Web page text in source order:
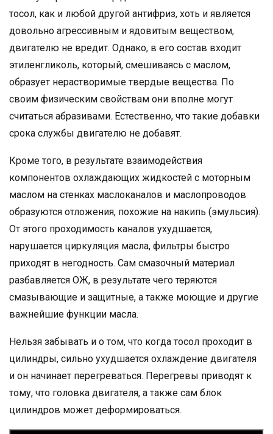
тосол, как и любой другой антифриз, хоть и является
довольно агрессивным и ядовитым веществом,
двигателю не вредит. Однако, в его состав входит
этиленгликоль, который, смешиваясь с маслом,
образует нерастворимые твердые вещества. По
своим физическим свойствам они вполне могут
считаться абразивами. Естественно, что такие добавки
срока службы двигателю не добавят.
Кроме того, в результате взаимодействия
компонентов охлаждающих жидкостей с моторным
маслом на стенках маслоканалов и маслопроводов
образуются отложения, похожие на накипь (эмульсия).
От этого проходимость каналов ухудшается,
нарушается циркуляция масла, фильтры быстро
приходят в негодность. Сам смазочный материал
разбавляется ОЖ, в результате чего теряются
смазывающие и защитные, а также моющие и другие
важнейшие функции масла.
Нельзя забывать и о том, что когда тосол проходит в
цилиндры, сильно ухудшается охлаждение двигателя
и он начинает перегреваться. Перегревы приводят к
тому, что головка двигателя, а также сам блок
цилиндров может деформироваться.